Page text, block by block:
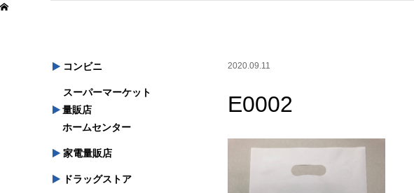
2020.09.11
E0002
コンビニ
スーパーマーケット
量販店
ホームセンター
家電量販店
ドラッグストア